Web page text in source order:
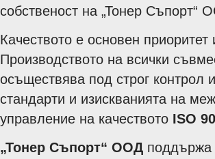
собственост на „Тонер Съпорт“
Качеството е основен
Производството на всички
осъществява под строг контрол
стандарти и изискванията на
управление на качеството ISO
„Тонер Съпорт“ ООД поддържа